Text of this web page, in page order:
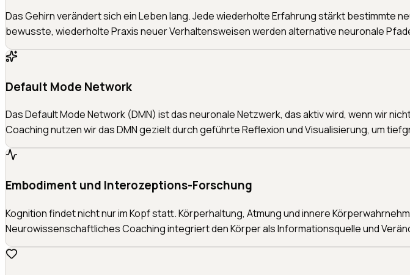
Das Gehirn verändert sich ein Leben lang. Jede wiederholte Erfahrung stärkt bestimmte
bewusste, wiederholte Praxis neuer Verhaltensweisen werden alternative neuronale
Default Mode Network
Das Default Mode Network (DMN) ist das neuronale Netzwerk, das aktiv wird, wenn wir
Coaching nutzen wir das DMN gezielt durch geführte Reflexion und Visualisierung, um
Embodiment und Interozeptions-Forschung
Kognition findet nicht nur im Kopf statt. Körperhaltung, Atmung und innere
Neurowissenschaftliches Coaching integriert den Körper als Informationsquelle und